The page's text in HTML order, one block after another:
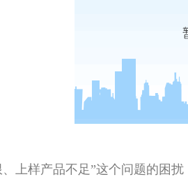
上样产品不足”这个问题的困